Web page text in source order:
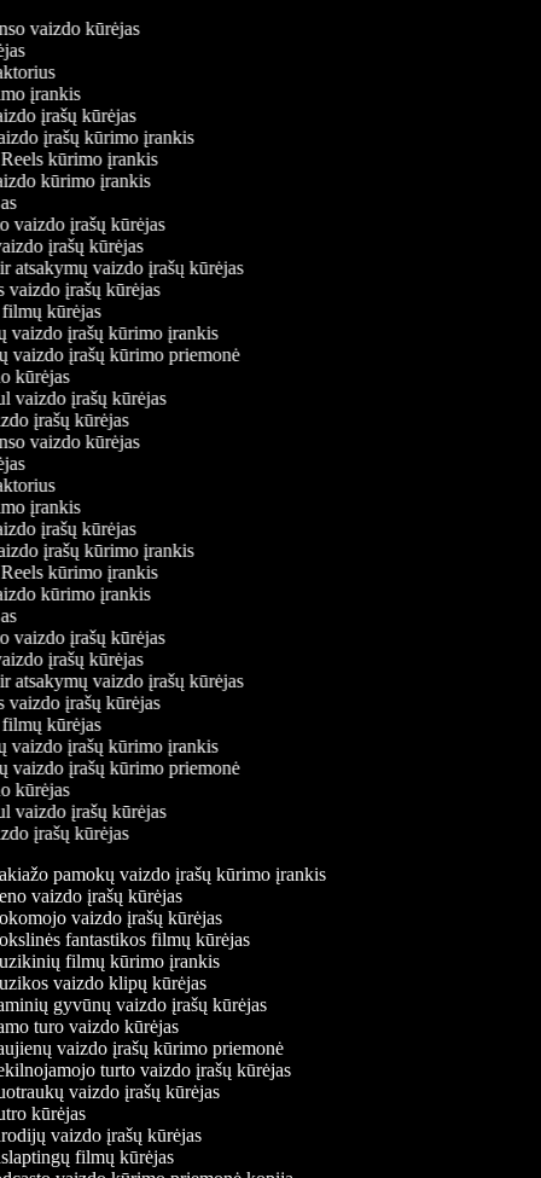
vaizdo kūrėjas
įrankis
įrašų kūrėjas
įrašų kūrimo įrankis
Reels kūrimo įrankis
kūrimo įrankis
vaizdo įrašų kūrėjas
įrašų kūrėjas
atsakymų vaizdo įrašų kūrėjas
vaizdo įrašų kūrėjas
filmų kūrėjas
vaizdo įrašų kūrimo įrankis
vaizdo įrašų kūrimo priemonė
kūrėjas
vaizdo įrašų kūrėjas
įrašų kūrėjas
vaizdo kūrėjas
įrankis
įrašų kūrėjas
įrašų kūrimo įrankis
Reels kūrimo įrankis
kūrimo įrankis
vaizdo įrašų kūrėjas
įrašų kūrėjas
atsakymų vaizdo įrašų kūrėjas
vaizdo įrašų kūrėjas
filmų kūrėjas
vaizdo įrašų kūrimo įrankis
vaizdo įrašų kūrimo priemonė
kūrėjas
vaizdo įrašų kūrėjas
įrašų kūrėjas
pamokų vaizdo įrašų kūrimo įrankis
vaizdo įrašų kūrėjas
vaizdo įrašų kūrėjas
fantastikos filmų kūrėjas
filmų kūrimo įrankis
vaizdo klipų kūrėjas
gyvūnų vaizdo įrašų kūrėjas
turo vaizdo kūrėjas
vaizdo įrašų kūrimo priemonė
turto vaizdo įrašų kūrėjas
vaizdo įrašų kūrėjas
kūrėjas
vaizdo įrašų kūrėjas
filmų kūrėjas